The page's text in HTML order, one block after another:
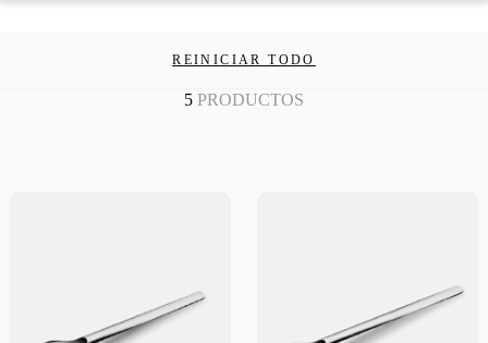
REINICIAR TODO
5 PRODUCTOS